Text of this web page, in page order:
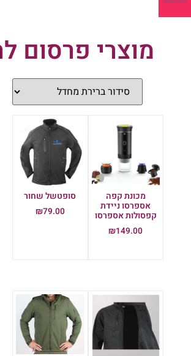
מוצרי פרסום
מכונת קפה
אספרסו ניידת
קפסולות אספרסו
₪149.00
סופטשל שחור
₪79.00